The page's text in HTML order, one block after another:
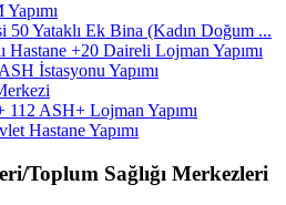
50 Yataklı Ek Bina (Kadın Doğum ...
Hastane +20 Daireli Lojman Yapımı
İstasyonu Yapımı
ASH+ Lojman Yapımı
Hastane Yapımı
Toplum Sağlığı Merkezleri